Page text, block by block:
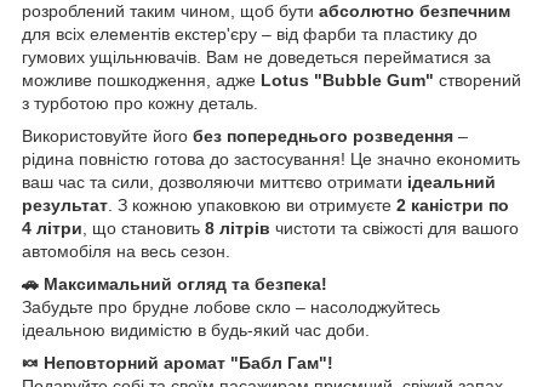
розроблений таким чином, щоб бути абсолютно безпечним
для всіх елементів екстер'єру – від фарби та пластику до
гумових ущільнювачів. Вам не доведеться перейматися за
можливе пошкодження, адже Lotus "Bubble Gum" створений
з турботою про кожну деталь.
Використовуйте його без попереднього розведення –
рідина повністю готова до застосування! Це значно економить
ваш час та сили, дозволяючи миттєво отримати ідеальний
результат. З кожною упаковкою ви отримуєте 2 каністри по
4 літри, що становить 8 літрів чистоти та свіжості для вашого
автомобіля на весь сезон.
🚗 Максимальний огляд та безпека!
Забудьте про брудне лобове скло – насолоджуйтесь
ідеальною видимістю в будь-який час доби.
🍬 Неповторний аромат "Бабл Гам"!